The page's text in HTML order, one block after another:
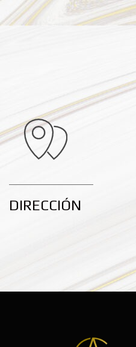
DIRECCIÓN